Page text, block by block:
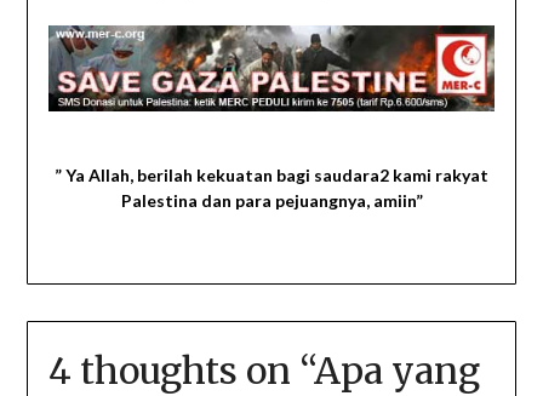
” Ya Allah, berilah kekuatan bagi saudara2 kami rakyat
Palestina dan para pejuangnya, amiin”
4 thoughts on “Apa yang